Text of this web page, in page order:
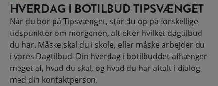
HVERDAG I BOTILBUD TIPSVÆNGET
Når du bor på Tipsvænget, står du op på forskellige
tidspunkter om morgenen, alt efter hvilket dagtilbud
du har. Måske skal du i skole, eller måske arbejder du
i vores Dagtilbud. Din hverdag i botilbuddet afhænger
meget af, hvad du skal, og hvad du har aftalt i dialog
med din kontaktperson.